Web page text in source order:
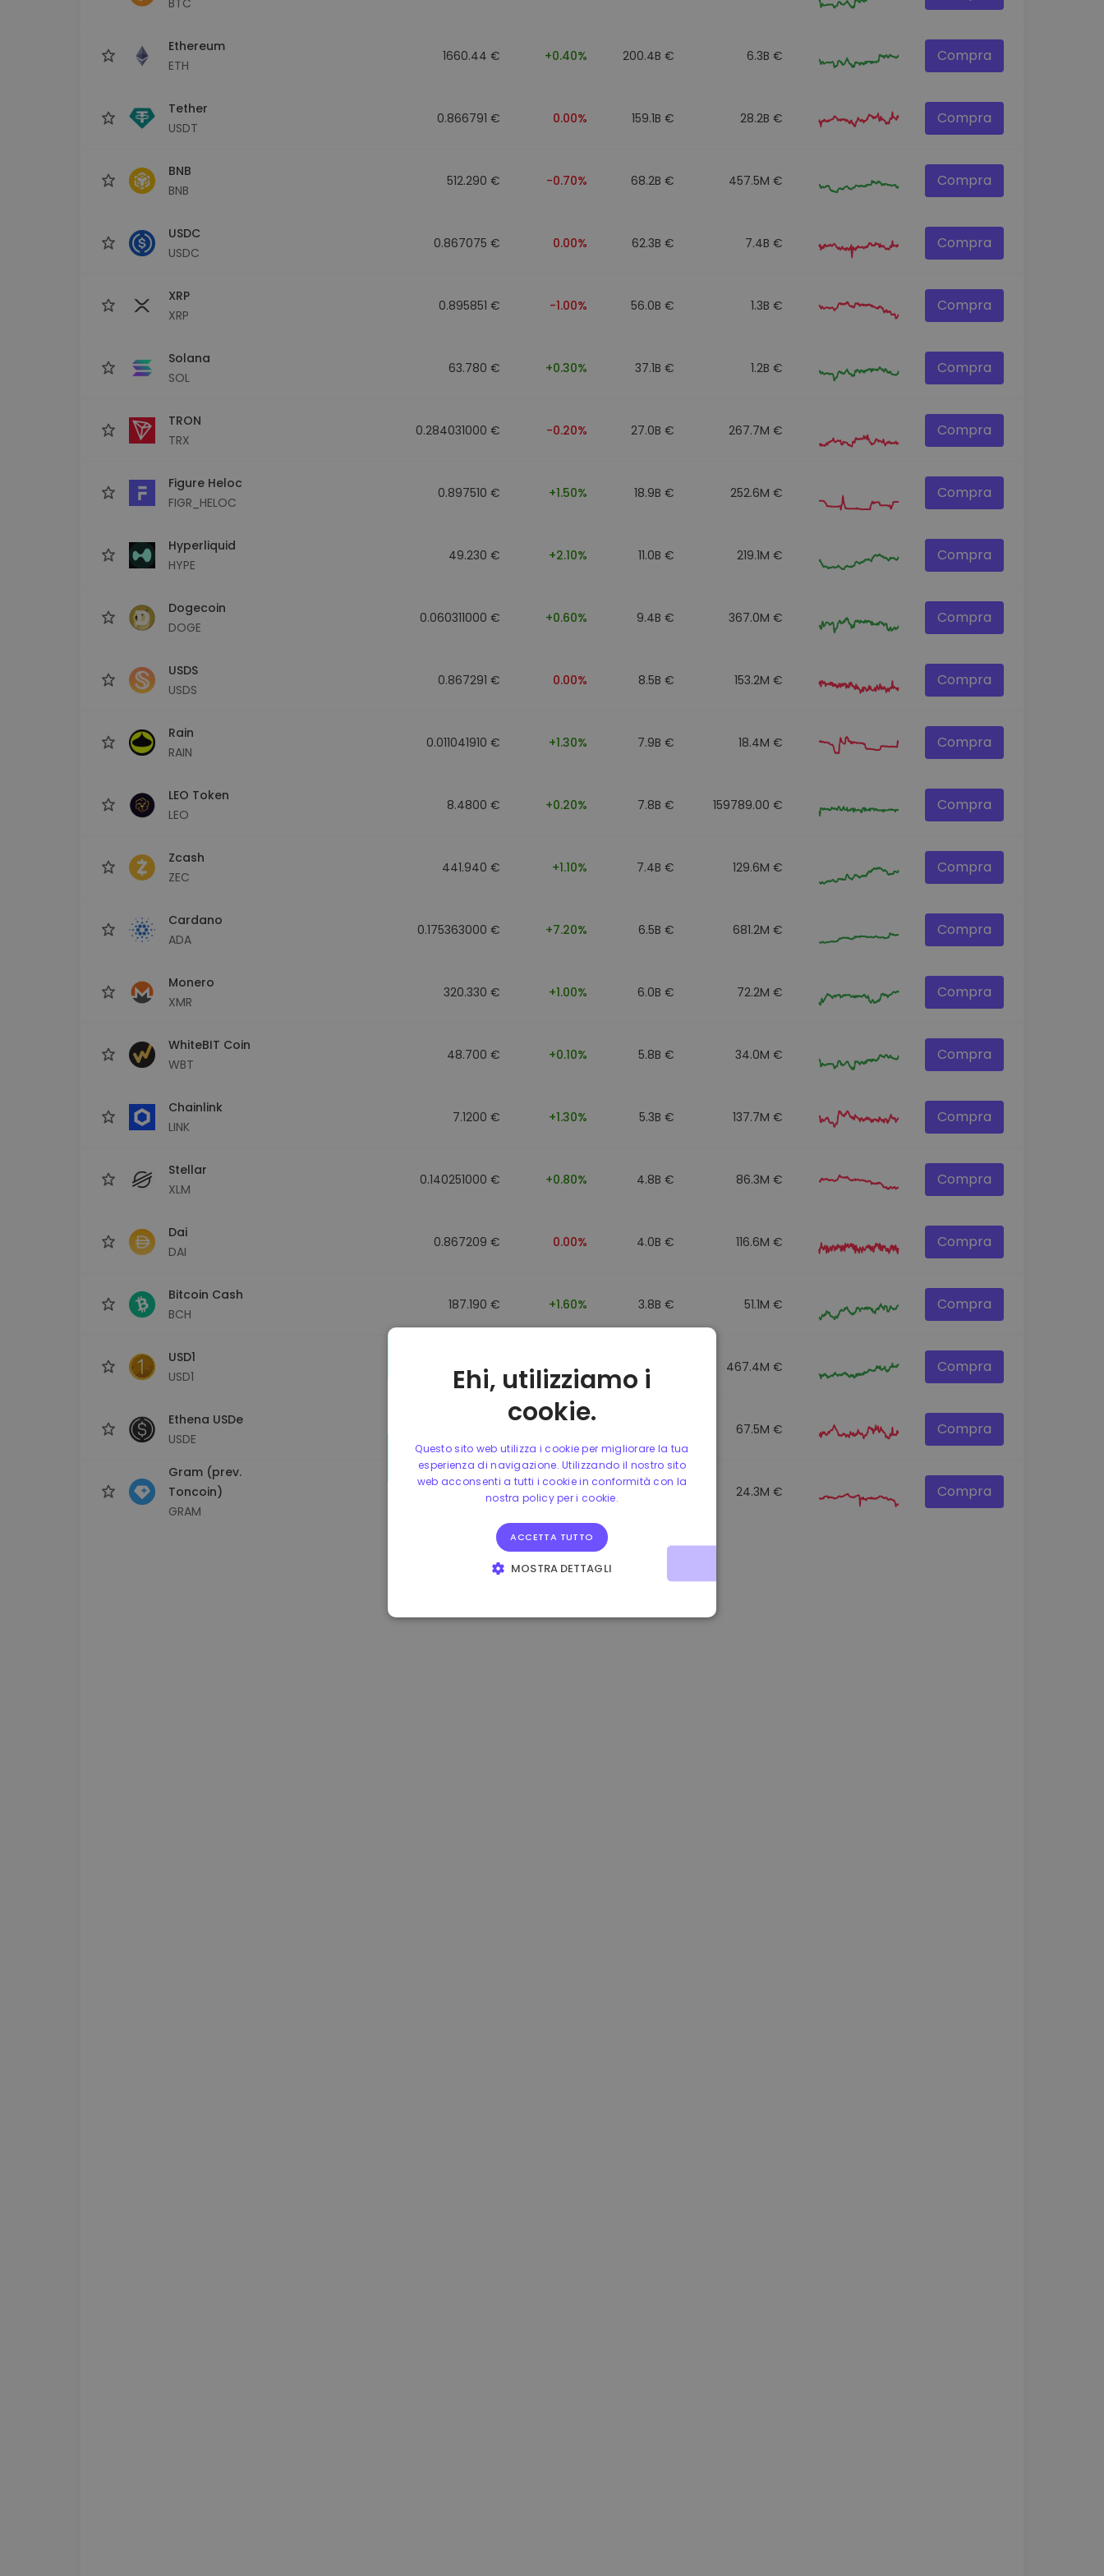
Ethereum
ETH
1660.44 € +0.40% 200.4B € 6.3B € Compra
Tether
USDT
0.866791 € 0.00% 159.1B € 28.2B € Compra
BNB
BNB
512.290 € -0.70% 68.2B € 457.5M € Compra
USDC
USDC
0.867075 € 0.00% 62.3B € 7.4B € Compra
XRP
XRP
0.895851 € -1.00% 56.0B € 1.3B € Compra
Solana
SOL
63.780 € +0.30% 37.1B € 1.2B € Compra
TRON
TRX
0.284031000 € -0.20% 27.0B € 267.7M € Compra
Figure Heloc
FIGR_HELOC
0.897510 € +1.50% 18.9B € 252.6M € Compra
Hyperliquid
HYPE
49.230 € +2.10% 11.0B € 219.1M € Compra
Dogecoin
DOGE
0.060311000 € +0.60% 9.4B € 367.0M € Compra
USDS
USDS
0.867291 € 0.00% 8.5B € 153.2M € Compra
Rain
RAIN
0.011041910 € +1.30% 7.9B € 18.4M € Compra
LEO Token
LEO
8.4800 € +0.20% 7.8B € 159789.00 € Compra
Zcash
ZEC
441.940 € +1.10% 7.4B € 129.6M € Compra
Cardano
ADA
0.175363000 € +7.20% 6.5B € 681.2M € Compra
Monero
XMR
320.330 € +1.00% 6.0B € 72.2M € Compra
WhiteBIT Coin
WBT
48.700 € +0.10% 5.8B € 34.0M € Compra
Chainlink
LINK
7.1200 € +1.30% 5.3B € 137.7M € Compra
Stellar
XLM
0.140251000 € +0.80% 4.8B € 86.3M € Compra
Dai
DAI
0.867209 € 0.00% 4.0B € 116.6M € Compra
Bitcoin Cash
BCH
187.190 € +1.60% 3.8B € 51.1M € Compra
USD1
USD1
0.867184 € 0.00% 3.5B € 467.4M € Compra
Ethena USDe
USDE
67.5M € Compra
Gram (prev.
Toncoin)
GRAM
-3.00% 24.3M € Compra
Ehi, utilizziamo i
cookie.
Questo sito web utilizza i cookie per migliorare la tua
esperienza di navigazione. Utilizzando il nostro sito
web acconsenti a tutti i cookie in conformità con la
nostra policy per i cookie.
ACCETTA TUTTO
MOSTRA DETTAGLI